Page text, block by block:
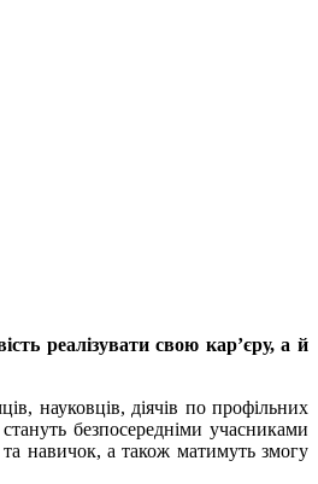
реалізувати свою кар’єру, а й
науковців, діячів по профільних
безпосередніми учасниками
навичок, а також матимуть змогу